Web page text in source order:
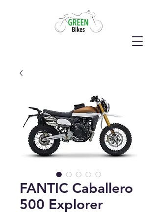
FANTIC Caballero
500 Explorer